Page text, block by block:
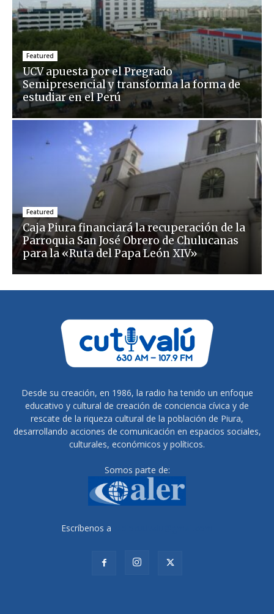
Featured
UCV apuesta por el Pregrado
Semipresencial y transforma la forma de
estudiar en el Perú
Featured
Caja Piura financiará la recuperación de la
Parroquia San José Obrero de Chulucanas
para la «Ruta del Papa León XIV»
Desde su creación, en 1986, la radio ha tenido un enfoque
educativo y cultural de creación de conciencia cívica y de
rescate de la riqueza cultural de la población de Piura,
desarrollando acciones de comunicación en espacios sociales,
culturales, económicos y políticos.
Somos parte de:
Escríbenos a